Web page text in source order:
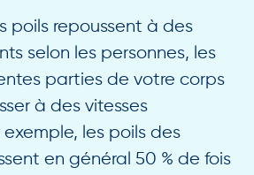
poils repoussent à des
selon les personnes, les
parties de votre corps
à des vitesses
les poils des
en général 50 % de fois